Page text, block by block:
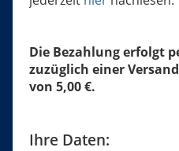
Die Bezahlung erfolgt
zuzüglich einer
von 5,00 €.
Ihre Daten: